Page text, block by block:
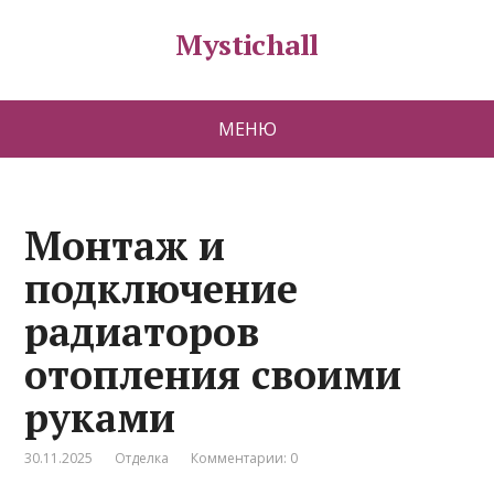
Mystichall
МЕНЮ
Монтаж и
подключение
радиаторов
отопления своими
руками
30.11.2025 Отделка Комментарии: 0